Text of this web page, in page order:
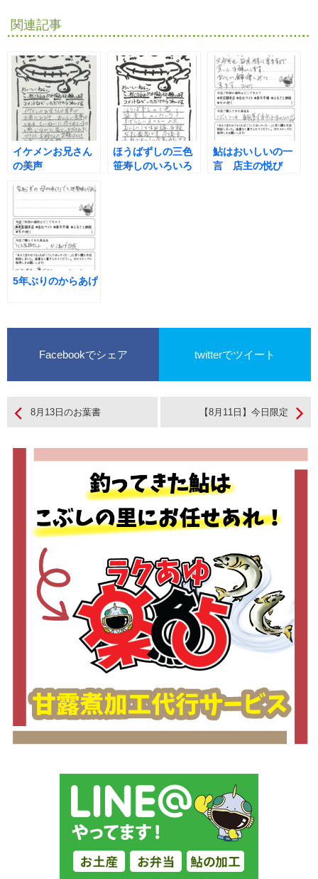
関連記事
イケメンお兄さん
の美声
ほうばずしの三色
笹寿しのいろいろ
鮎はおいしいの一
言 店主の悦び
5年ぶりのからあげ
Facebookでシェア twitterでツイート
8月13日のお葉書 【8月11日】今日限定